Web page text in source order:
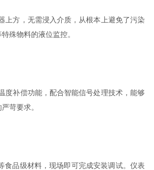
上方，无需浸入介质，从根本上避免了污染
殊物料的液位监控。
度补偿功能，配合智能信号处理技术，能够
苛要求。
食品级材料，现场即可完成安装调试。仪表